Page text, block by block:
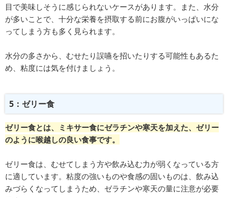
目で美味しそうに感じられないケースがあります。また、水分
が多いことで、十分な栄養を摂取する前にお腹がいっぱいにな
ってしまう方も多く見られます。
水分の多さから、むせたり誤嚥を招いたりする可能性もあるた
め、粘度には気を付けましょう。
5：ゼリー食
ゼリー食とは、ミキサー食にゼラチンや寒天を加えた、ゼリー
のように喉越しの良い食事です。
ゼリー食は、むせてしまう方や飲み込む力が弱くなっている方
に適しています。粘度の強いものや食感の固いものは、飲み込
みづらくなってしまうため、ゼラチンや寒天の量に注意が必要